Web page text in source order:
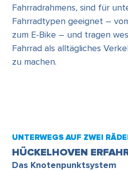
Fahrradrahmens, sind für
Fahrradtypen geeignet –
zum E-Bike – und tragen
Fahrrad als alltägliches
zu machen.
UNTERWEGS AUF ZWEI
HÜCKELHOVEN
Das Knotenpunktsystem